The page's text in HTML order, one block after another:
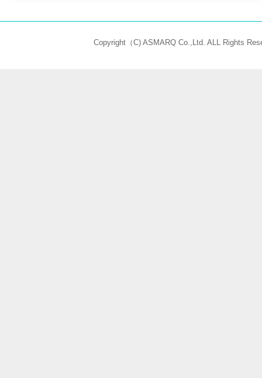
Copyright（C) ASMARQ Co.,Ltd. ALL Rights